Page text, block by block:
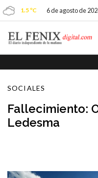
1.5 ºC 6 de agosto de
SOCIALES
Fallecimiento:
Ledesma